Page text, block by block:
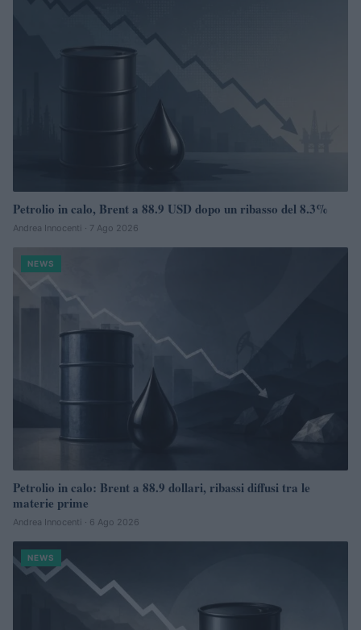
Petrolio in calo, Brent a 88.9 USD dopo un ribasso del 8.3%
Andrea Innocenti · 7 Ago 2026
NEWS
Petrolio in calo: Brent a 88.9 dollari, ribassi diffusi tra le
materie prime
Andrea Innocenti · 6 Ago 2026
NEWS